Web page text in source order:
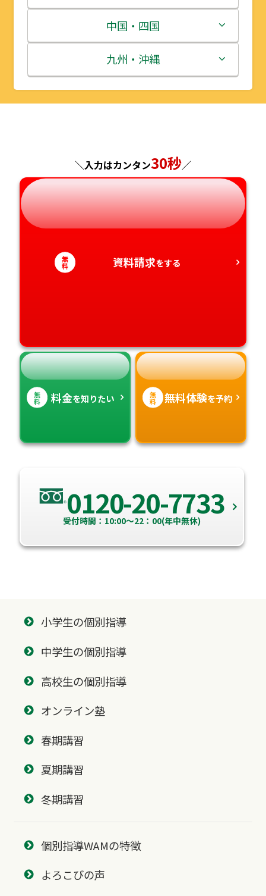
宮城県
秋田県
山形県
群馬県
埼玉県
千葉県
神奈川県
富山県
石川県
福井県
岐阜県
静岡県
愛知県
三重県
滋賀県
京都府
奈良県
和歌山県
中国・四国
鳥取県
島根県
広島県
山口県
徳島県
香川県
九州・沖縄
福岡県
長崎県
熊本県
大分県
宮崎県
＼入力はカンタン30秒／
無
料 資料請求をする
無
料 料金を知りたい 無
料 無料体験を予約
0120-20-7733
受付時間：10:00～22：00(年中無休)
小学生の個別指導
中学生の個別指導
高校生の個別指導
オンライン塾
春期講習
夏期講習
冬期講習
個別指導WAMの特徴
よろこびの声